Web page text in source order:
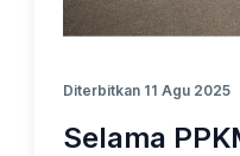
Diterbitkan 11 Agu 2025
Selama